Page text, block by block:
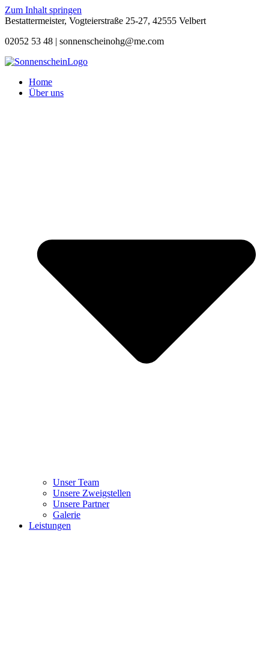
Zum Inhalt springen
Bestattermeister, Vogteierstraße 25-27, 42555 Velbert
02052 53 48 | sonnenscheinohg@me.com
Home
Über uns
Unser Team
Unsere Zweigstellen
Unsere Partner
Galerie
Leistungen